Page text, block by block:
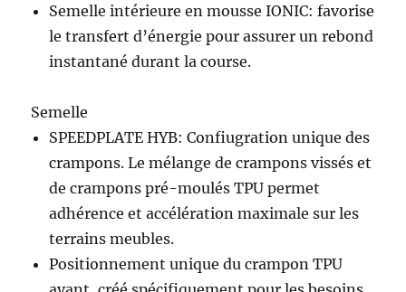
Semelle intérieure en mousse IONIC: favorise
le transfert d’énergie pour assurer un rebond
instantané durant la course.
Semelle
SPEEDPLATE HYB: Confiugration unique des
crampons. Le mélange de crampons vissés et
de crampons pré-moulés TPU permet
adhérence et accélération maximale sur les
terrains meubles.
Positionnement unique du crampon TPU